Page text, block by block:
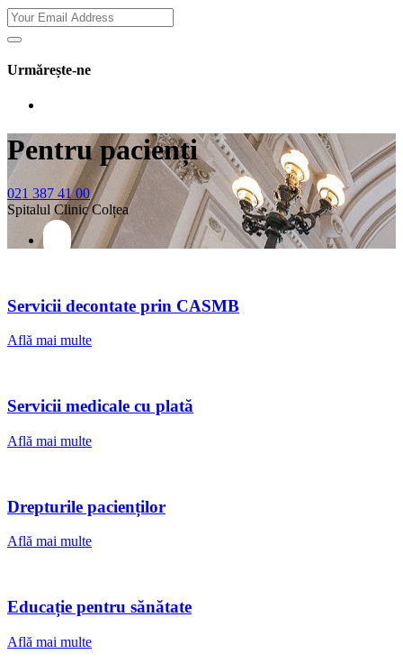
Urmărește-ne
Pentru pacienți
021 387 41 00
Spitalul Clinic Colțea
Servicii decontate prin CASMB
Află mai multe
Servicii medicale cu plată
Află mai multe
Drepturile pacienților
Află mai multe
Educație pentru sănătate
Află mai multe